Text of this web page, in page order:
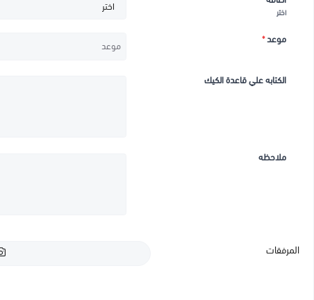
اختر
موعد*
الكتابه علي قاعدة الكيك
ملاحظه
المرفقات